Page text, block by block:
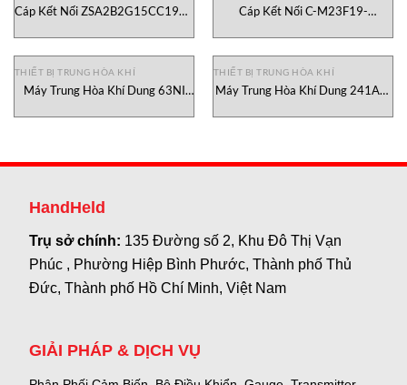
Cáp Kết Nối ZSA2B2G15CC1926
Cáp Kết Nối C-M23F19-
THIẾT BỊ TRUNG HÒA KHÍ
Máy Trung Hòa Khí Dung 63NI
THIẾT BỊ TRUNG HÒA KHÍ
Máy Trung Hòa Khí Dung 241AM
HandHeld
Trụ sở chính: 135 Đường số 2, Khu Đô Thị Vạn
Phúc , Phường Hiệp Bình Phước, Thành phố Thủ
Đức, Thành phố Hồ Chí Minh, Việt Nam
GIẢI PHÁP & DỊCH VỤ